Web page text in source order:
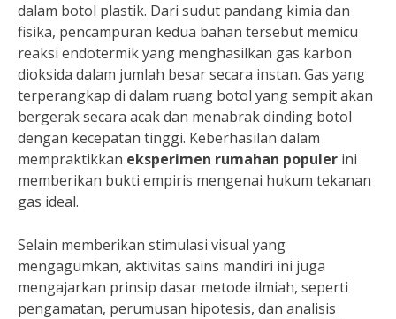
dalam botol plastik. Dari sudut pandang kimia dan
fisika, pencampuran kedua bahan tersebut memicu
reaksi endotermik yang menghasilkan gas karbon
dioksida dalam jumlah besar secara instan. Gas yang
terperangkap di dalam ruang botol yang sempit akan
bergerak secara acak dan menabrak dinding botol
dengan kecepatan tinggi. Keberhasilan dalam
mempraktikkan eksperimen rumahan populer ini
memberikan bukti empiris mengenai hukum tekanan
gas ideal.
Selain memberikan stimulasi visual yang
mengagumkan, aktivitas sains mandiri ini juga
mengajarkan prinsip dasar metode ilmiah, seperti
pengamatan, perumusan hipotesis, dan analisis